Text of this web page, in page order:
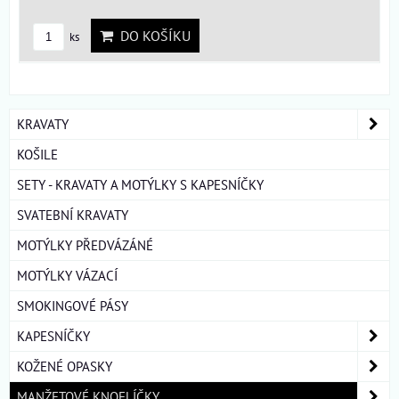
ks DO KOŠÍKU
KRAVATY
KOŠILE
SETY - KRAVATY A MOTÝLKY S KAPESNÍČKY
SVATEBNÍ KRAVATY
MOTÝLKY PŘEDVÁZÁNÉ
MOTÝLKY VÁZACÍ
SMOKINGOVÉ PÁSY
KAPESNÍČKY
KOŽENÉ OPASKY